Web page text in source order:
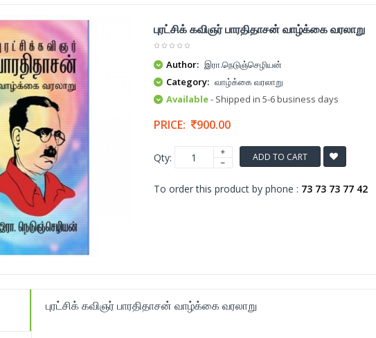
புரட்சிக் கவிஞர் பாரதிதாசன் வாழ்க்கை வரலாறு
Author: இரா.நெடுஞ்செழியன்
Category: வாழ்க்கை வரலாறு
Available- Shipped in 5-6 business days
PRICE: 900.00
Qty: ADD TO CART
To order this product by phone : 73 73 73 77 42
புரட்சிக் கவிஞர் பாரதிதாசன் வாழ்க்கை வரலாறு